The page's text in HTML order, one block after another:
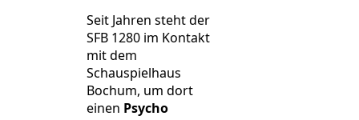
Seit Jahren steht der
SFB 1280 im Kontakt
mit dem
Schauspielhaus
Bochum, um dort
einen Psycho